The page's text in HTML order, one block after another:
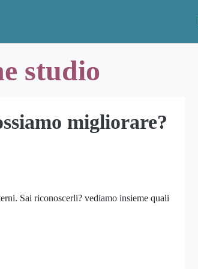
studio
migliorare?
Sai riconoscerli? vediamo insieme quali